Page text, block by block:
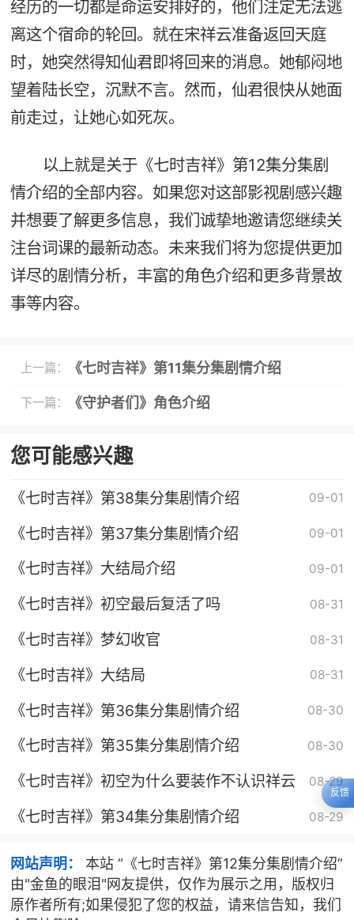
经历的一切都是命运安排好的，他们注定无法逃
离这个宿命的轮回。就在宋祥云准备返回天庭
时，她突然得知仙君即将回来的消息。她郁闷地
望着陆长空，沉默不言。然而，仙君很快从她面
前走过，让她心如死灰。
以上就是关于《七时吉祥》第12集分集剧
情介绍的全部内容。如果您对这部影视剧感兴趣
并想要了解更多信息，我们诚挚地邀请您继续关
注台词课的最新动态。未来我们将为您提供更加
详尽的剧情分析，丰富的角色介绍和更多背景故
事等内容。
上一篇： 《七时吉祥》第11集分集剧情介绍
下一篇： 《守护者们》角色介绍
您可能感兴趣
《七时吉祥》第38集分集剧情介绍 09-01
《七时吉祥》第37集分集剧情介绍 09-01
《七时吉祥》大结局介绍 09-01
《七时吉祥》初空最后复活了吗 08-31
《七时吉祥》梦幻收官 08-31
《七时吉祥》大结局 08-31
《七时吉祥》第36集分集剧情介绍 08-30
《七时吉祥》第35集分集剧情介绍 08-30
《七时吉祥》初空为什么要装作不认识祥云 08-29
《七时吉祥》第34集分集剧情介绍 08-29
网站声明：
本站 “《七时吉祥》第12集分集剧情介绍”
由"金鱼的眼泪"网友提供，仅作为展示之用，版权归
原作者所有;如果侵犯了您的权益，请来信告知，我们
反馈